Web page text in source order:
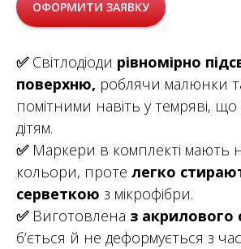
ОФОРМИТИ ЗАЯВКУ
✅Світлодіоди рівномірно
поверхню, роблячи малюнки
помітними навіть у темряві,
дітям.
✅Маркери в комплекті мають
кольори, проте легко
серветкою з мікрофібри.
✅Виготовлена з акрилового
б’ється й не деформується з